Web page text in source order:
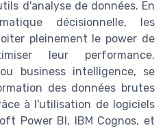
d'analyse de données. En
décisionnelle, les
pleinement le power de
leur performance.
business intelligence, se
des données brutes
à l'utilisation de logiciels
Power BI, IBM Cognos, et